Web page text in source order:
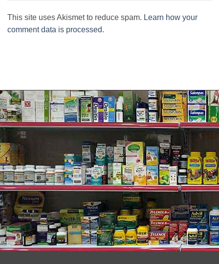
This site uses Akismet to reduce spam. Learn how your
comment data is processed.